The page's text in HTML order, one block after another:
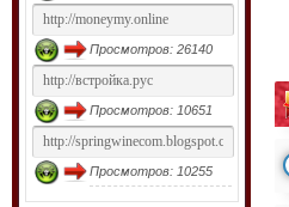
Просмотров: 26140
Просмотров: 10651
Просмотров: 10255